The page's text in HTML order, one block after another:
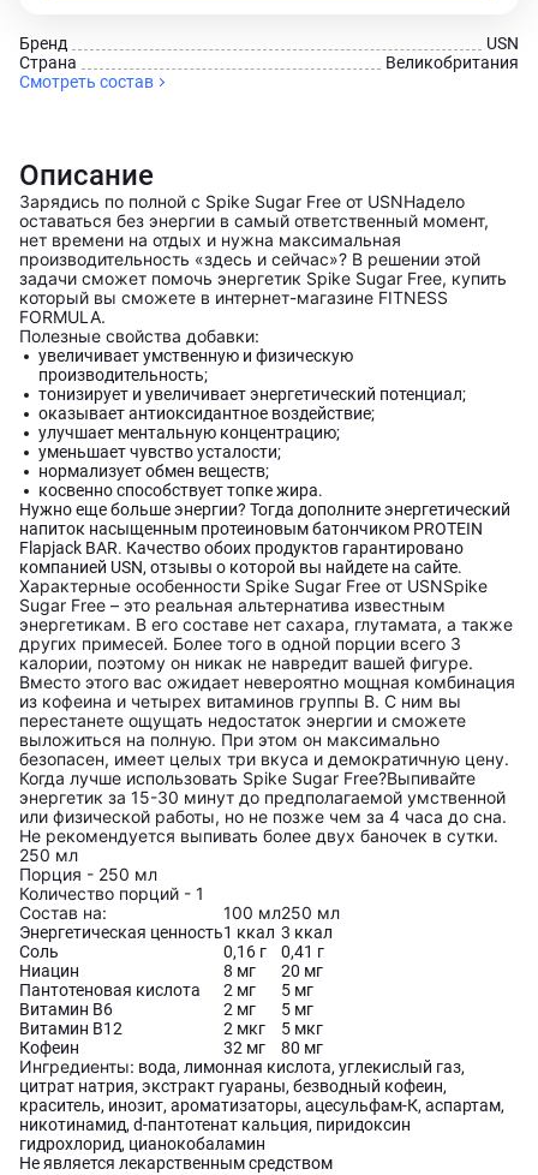
Брeнд
USN
Страна
Великобритания
Смотреть состав
Описание
Зарядись по полной с Spike Sugar Free от USNНадело
оставаться без энергии в самый ответственный момент,
нет времени на отдых и нужна максимальная
производительность «здесь и сейчас»? В решении этой
задачи сможет помочь энергетик Spike Sugar Free, купить
который вы сможете в интернет-магазине FITNESS
FORMULA.
Полезные свойства добавки:
увеличивает умственную и физическую
производительность;
тонизирует и увеличивает энергетический потенциал;
оказывает антиоксидантное воздействие;
улучшает ментальную концентрацию;
уменьшает чувство усталости;
нормализует обмен веществ;
косвенно способствует топке жира.
Нужно еще больше энергии? Тогда дополните энергетический
напиток насыщенным протеиновым батончиком PROTEIN
Flapjack BAR. Качество обоих продуктов гарантировано
компанией USN, отзывы о которой вы найдете на сайте.
Характерные особенности Spike Sugar Free от USNSpike
Sugar Free – это реальная альтернатива известным
энергетикам. В его составе нет сахара, глутамата, а также
других примесей. Более того в одной порции всего 3
калории, поэтому он никак не навредит вашей фигуре.
Вместо этого вас ожидает невероятно мощная комбинация
из кофеина и четырех витаминов группы B. С ним вы
перестанете ощущать недостаток энергии и сможете
выложиться на полную. При этом он максимально
безопасен, имеет целых три вкуса и демократичную цену.
Когда лучше использовать Spike Sugar Free?Выпивайте
энергетик за 15-30 минут до предполагаемой умственной
или физической работы, но не позже чем за 4 часа до сна.
Не рекомендуется выпивать более двух баночек в сутки.
250 мл
Порция - 250 мл
Количество порций - 1
Состав на:
100 мл250 мл
Энергетическая ценность1 ккал 3 ккал
Соль
0,16 г
0,41 г
Ниацин
8 мг
20 мг
Пантотеновая кислота
2 мг
5 мг
Витамин В6
2 мг
5 мг
Витамин B12
2 мкг
5 мкг
Кофеин
32 мг 80 мг
Ингредиенты: вода, лимонная кислота, углекислый газ,
цитрат натрия, экстракт гуараны, безводный кофеин,
краситель, инозит, ароматизаторы, ацесульфам-К, аспартам,
никотинамид, d-пантотенат кальция, пиридоксин
гидрохлорид, цианокобаламин
Не является лекарственным средством